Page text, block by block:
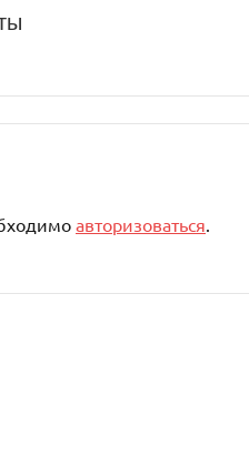
авторизоваться